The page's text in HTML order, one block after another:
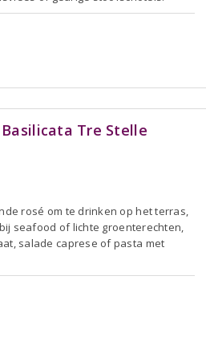
Tre Stelle
rosé om te drinken op het terras,
seafood of lichte groenterechten,
salade caprese of pasta met